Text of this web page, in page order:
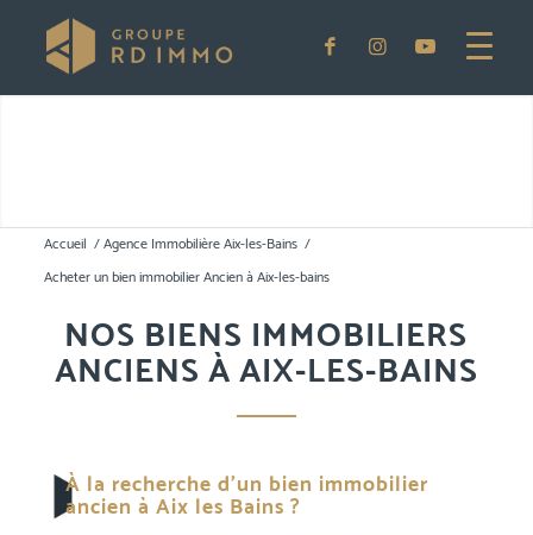
Accueil /Agence Immobilière Aix-les-Bains /
Acheter un bien immobilier Ancien à Aix-les-bains
NOS BIENS IMMOBILIERS
ANCIENS À AIX-LES-BAINS
À la recherche d’un bien immobilier
ancien à Aix les Bains ?